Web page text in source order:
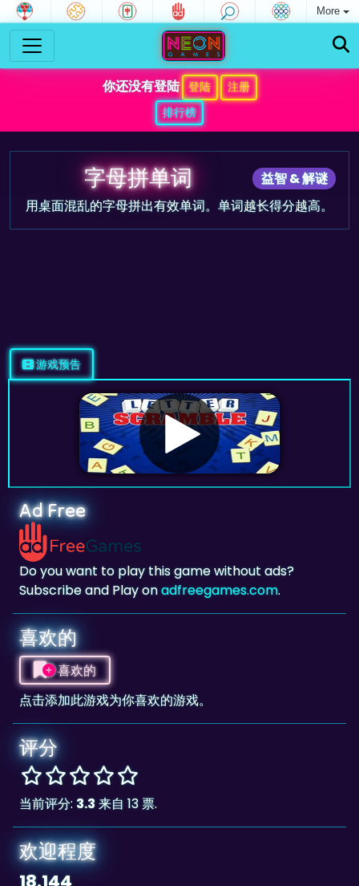
More
你还没有登陆 登陆
注册
排行榜
益智 & 解谜
字母拼单词
用桌面混乱的字母拼出有效单词。单词越长得分越高。
Ad Free
Do you want to play this game without ads?
Subscribe and Play on
喜欢的
喜欢的
点击添加此游戏为你喜欢的游戏。
评分
当前评分: 3.3 来自 13 票.
欢迎程度
18.144
这个游戏被玩了 18.144 次.